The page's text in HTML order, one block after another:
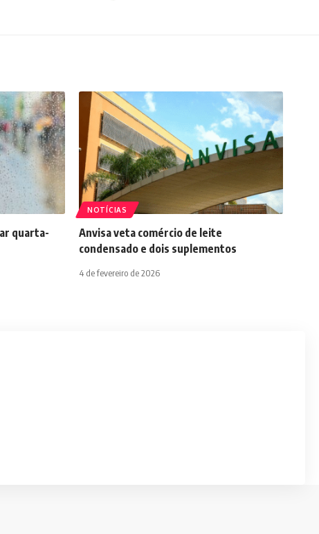
quarta-
NOTÍCIAS
Anvisa veta comércio de leite
condensado e dois suplementos
4 de fevereiro de 2026